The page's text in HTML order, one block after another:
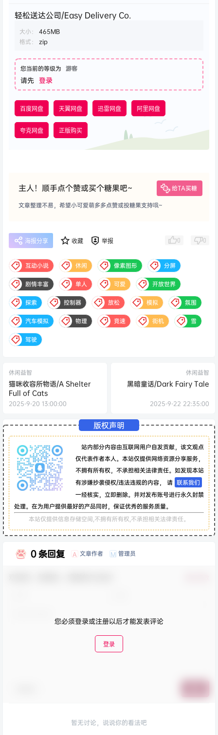
轻松送达公司/Easy Delivery Co.
大小：
465MB
格式：
zip
您当前的等级为 游客
请先 登录
百度网盘 天翼网盘 迅雷网盘 阿里网盘
夸克网盘 正版购买
主人！顺手点个赞或买个糖果吧~ 给TA买糖
文章整理不易，希望小可爱萌多多点赞或投糖果支持哦~
海报分享 收藏 举报 0 0
互动小说 休闲 像素图形 分屏
剧情丰富 单人 可爱 开放世界
探索 控制器 放松 模拟 氛围
汽车模拟 物理 竞速 街机 雪
驾驶
休闲益智
猫咪收容所物语/A Shelter
Full of Cats
2025-9-20 13:00:00
休闲益智
黑暗童话/Dark Fairy Tale
2025-9-22 22:35:00
版权声明
站内部分内容由互联网用户自发贡献，该文观点
仅代表作者本人。本站仅提供网络资源分享服务，
不拥有所有权，不承担相关法律责任。如发现本站
有涉嫌抄袭侵权/违法违规的内容， 请 联系我们
一经核实，立即删除。并对发布账号进行永久封禁
处理。在为用户提供最好的产品同时，保证优秀的服务质量。
本站仅提供信息存储空间,不拥有所有权,不承担相关法律责任。
0 条回复 A 文章作者 M 管理员
您必须登录或注册以后才能发表评论
登录
暂无讨论，说说你的看法吧